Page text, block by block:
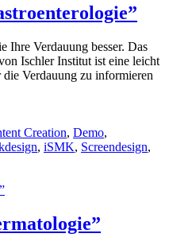
Ihre Verdauung besser. Das
Ischler Institut ist eine leicht
Verdauung zu informieren
Creation, Demo,
, iSMK, Screendesign,